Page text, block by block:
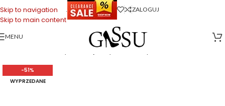
Skip to navigation
Skip to main content
. ZALOGUJ
MENU
Strona główna Sklep firmowy Gassu>Buty Damskie
Baleriny damskie
-51%
WYPRZEDANE